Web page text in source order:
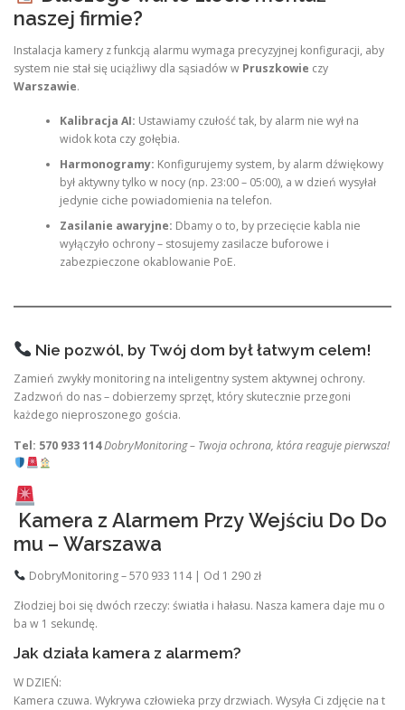
naszej firmie?
Instalacja kamery z funkcją alarmu wymaga precyzyjnej konfiguracji, aby
system nie stał się uciążliwy dla sąsiadów w Pruszkowie czy
Warszawie.
Kalibracja AI: Ustawiamy czułość tak, by alarm nie wył na
widok kota czy gołębia.
Harmonogramy: Konfigurujemy system, by alarm dźwiękowy
był aktywny tylko w nocy (np. 23:00 – 05:00), a w dzień wysyłał
jedynie ciche powiadomienia na telefon.
Zasilanie awaryjne: Dbamy o to, by przecięcie kabla nie
wyłączyło ochrony – stosujemy zasilacze buforowe i
zabezpieczone okablowanie PoE.
Nie pozwól, by Twój dom był łatwym celem!
Zamień zwykły monitoring na inteligentny system aktywnej ochrony.
Zadzwoń do nas – dobierzemy sprzęt, który skutecznie przegoni
każdego nieproszonego gościa.
Tel: 570 933 114DobryMonitoring – Twoja ochrona, która reaguje pierwsza!
Kamera z Alarmem Przy Wejściu Do Do
mu – Warszawa
DobryMonitoring – 570 933 114 | Od 1 290 zł
Złodziej boi się dwóch rzeczy: światła i hałasu. Nasza kamera daje mu o
ba w 1 sekundę.
Jak działa kamera z alarmem?
W DZIEŃ:
Kamera czuwa. Wykrywa człowieka przy drzwiach. Wysyła Ci zdjęcie na t